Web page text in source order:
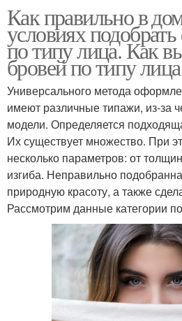
Как правильно в
условиях
по типу лица. Как
бровей по типу лица
Универсального метода
имеют различные типажи, из-за
модели. Определяется
Их существует множество. При
несколько параметров: от
изгиба. Неправильно
природную красоту, а также
Рассмотрим данные категории